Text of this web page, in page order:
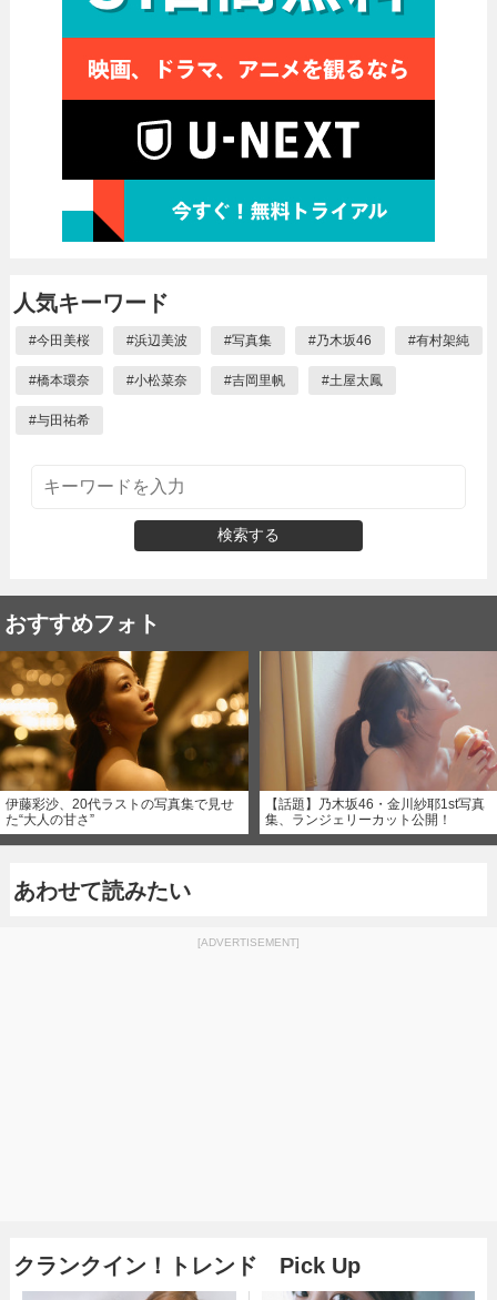
人気キーワード
#今田美桜 #浜辺美波 #写真集 #乃木坂46 #有村架純
#橋本環奈 #小松菜奈 #吉岡里帆 #土屋太鳳
#与田祐希
検索する
おすすめフォト
伊藤彩沙、20代ラストの写真集で見せ
た“大人の甘さ”
【話題】乃木坂46・金川紗耶1st写真
集、ランジェリーカット公開！
あわせて読みたい
[ADVERTISEMENT]
クランクイン！トレンド Pick Up